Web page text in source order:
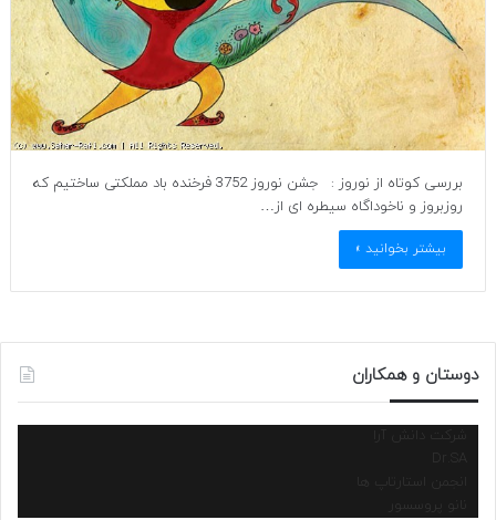
بررسی کوتاه از نوروز : جشن نوروز 3752 فرخنده باد مملکتی ساختیم که
روزبروز و ناخوداگاه سیطره ای از…
بیشتر بخوانید »
دوستان و همکاران
شرکت دانش آرا
انجمن استارتاپ ها
نانو پروسسور